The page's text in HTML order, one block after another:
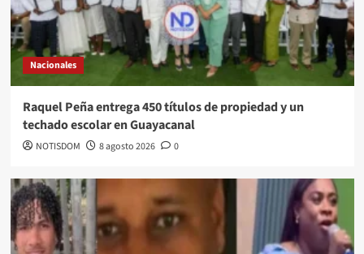
Nacionales
Raquel Peña entrega 450 títulos de propiedad y un
techado escolar en Guayacanal
NOTISDOM 8 agosto 2026 0